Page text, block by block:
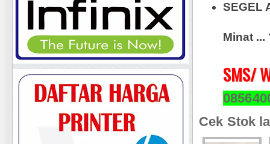
SEGEL
Minat ...
SMS/
Cek Stok